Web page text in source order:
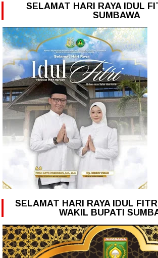
SELAMAT HARI RAYA IDUL
SUMBAWA
SELAMAT HARI RAYA IDUL
WAKIL BUPATI